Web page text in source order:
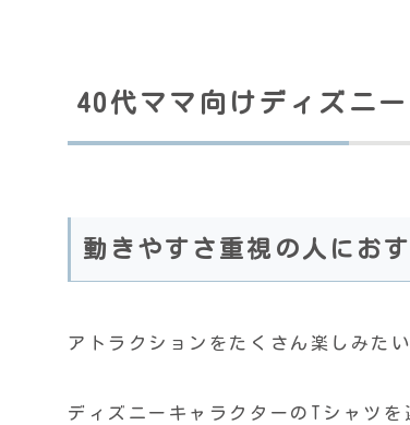
40代ママ向けディズニ
動きやすさ重視の人にお
アトラクションをたくさん楽しみた
ディズニーキャラクターのTシャツ